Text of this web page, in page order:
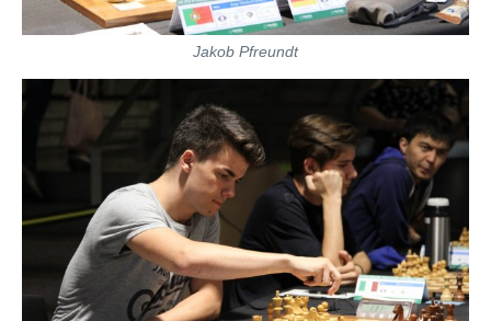
Jakob Pfreundt